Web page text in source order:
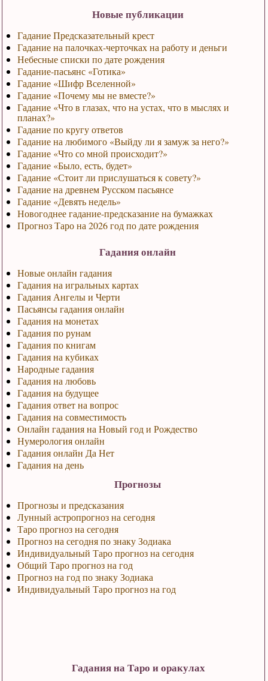
Новые публикации
Гадание Предсказательный крест
Гадание на палочках-черточках на работу и деньги
Небесные списки по дате рождения
Гадание-пасьянс «Готика»
Гадание «Шифр Вселенной»
Гадание «Почему мы не вместе?»
Гадание «Что в глазах, что на устах, что в мыслях и
планах?»
Гадание по кругу ответов
Гадание на любимого «Выйду ли я замуж за него?»
Гадание «Что со мной происходит?»
Гадание «Было, есть, будет»
Гадание «Стоит ли прислушаться к совету?»
Гадание на древнем Русском пасьянсе
Гадание «Девять недель»
Новогоднее гадание-предсказание на бумажках
Прогноз Таро на 2026 год по дате рождения
Гадания онлайн
Новые онлайн гадания
Гадания на игральных картах
Гадания Ангелы и Черти
Пасьянсы гадания онлайн
Гадания на монетах
Гадания по рунам
Гадания по книгам
Гадания на кубиках
Народные гадания
Гадания на любовь
Гадания на будущее
Гадания ответ на вопрос
Гадания на совместимость
Онлайн гадания на Новый год и Рождество
Нумерология онлайн
Гадания онлайн Да Нет
Гадания на день
Прогнозы
Прогнозы и предсказания
Лунный астропрогноз на сегодня
Таро прогноз на сегодня
Прогноз на сегодня по знаку Зодиака
Индивидуальный Таро прогноз на сегодня
Общий Таро прогноз на год
Прогноз на год по знаку Зодиака
Индивидуальный Таро прогноз на год
Гадания на Таро и оракулах